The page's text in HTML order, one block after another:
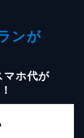
ンが
マホ代が